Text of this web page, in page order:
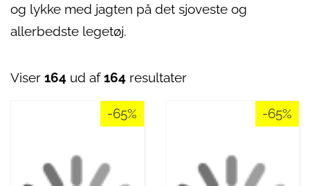
og lykke med jagten på det sjoveste og
allerbedste legetøj.
Viser 164 ud af164 resultater
-65% -65%